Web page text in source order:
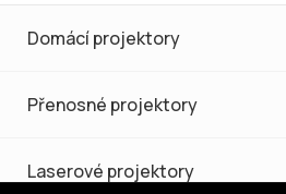
Domácí projektory
Přenosné projektory
Laserové projektory